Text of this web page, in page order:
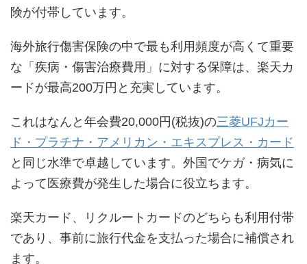
険が付帯しています。
海外旅行傷害保険の中で最も利用頻度が高くて重要
な「疾病・傷害治療費用」に対する保障は、楽天カ
ードが最高200万円と充実しています。
これはなんと年会費20,000円(税抜)の三菱UFJカー
ド・プラチナ・アメリカン・エキスプレス・カード
と同じ水準で卓越しています。外国でケガ・病気に
よって医療費が発生した場合に役立ちます。
楽天カード、リクルートカードのどちらも利用付帯
であり、事前に旅行代金を支払った場合に補償され
ます。